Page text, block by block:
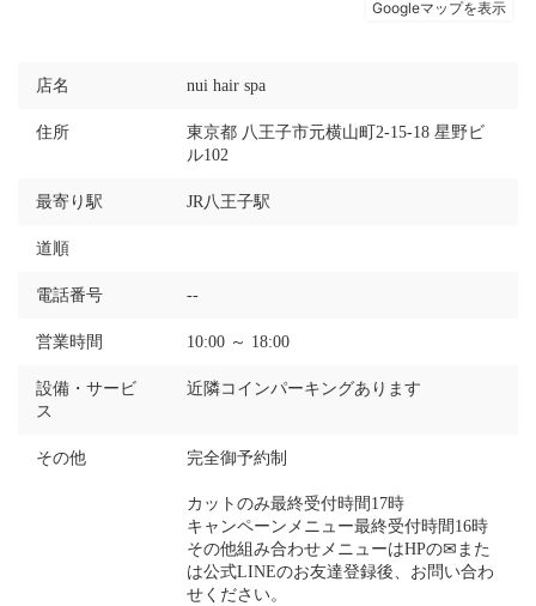
店名 nui hair spa
住所
東京都 八王子市元横山町2-15-18 星野ビ
ル102
最寄り駅 JR八王子駅
道順
電話番号 --
営業時間 10:00 ～ 18:00
設備・サービ
ス
近隣コインパーキングあります
その他 完全御予約制
カットのみ最終受付時間17時
キャンペーンメニュー最終受付時間16時
その他組み合わせメニューはHPの✉また
は公式LINEのお友達登録後、お問い合わ
せください。